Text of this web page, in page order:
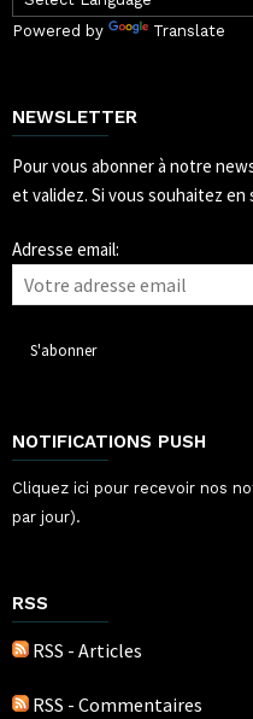
Powered by Translate
NEWSLETTER
Pour vous abonner à notre
et validez. Si vous souhaitez en
Adresse email:
NOTIFICATIONS PUSH
Cliquez ici pour recevoir nos
par jour).
RSS
RSS - Articles
RSS - Commentaires